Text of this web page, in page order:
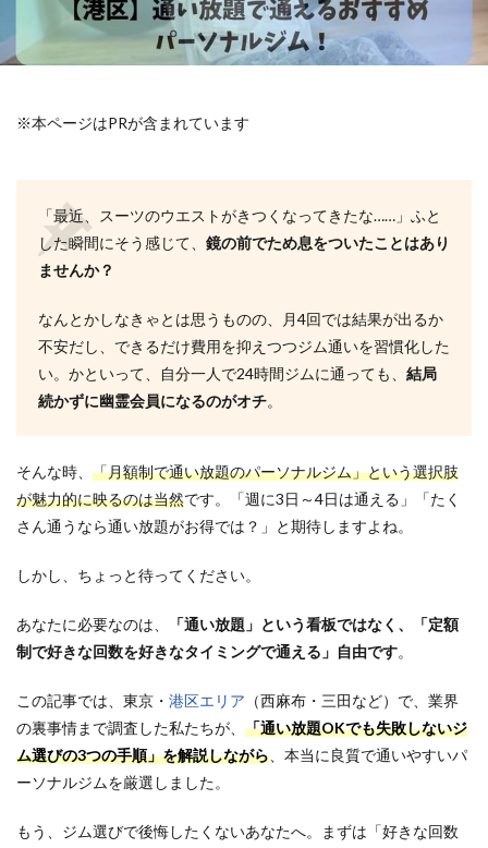
※本ページはPRが含まれています
「最近、スーツのウエストがきつくなってきたな……」ふと
した瞬間にそう感じて、 鏡の前でため息をついたことはあり
ませんか？
なんとかしなきゃとは思うものの、月4回では結果が出るか
不安だし、できるだけ費用を抑えつつジム通いを習慣化した
い。かといって、自分一人で24時間ジムに通っても、 結局
続かずに幽霊会員になるのがオチ。
そんな時、 「月額制で通い放題のパーソナルジム」という選択肢
が魅力的に映るのは当然です。「週に3日～4日は通える」「たく
さん通うなら通い放題がお得では？」と期待しますよね。
しかし、ちょっと待ってください。
あなたに必要なのは、
「通い放題」という看板ではなく、「定額
制で好きな回数を好きなタイミングで通える」自由です。
この記事では、東京・ 港区エリア （西麻布・三田など）で、業界
の裏事情まで調査した私たちが、 「通い放題OKでも失敗しないジ
ム選びの3つの手順」を解説しながら 、本当に良質で通いやすいパ
ーソナルジムを厳選しました。
もう、ジム選びで後悔したくないあなたへ。まずは「好きな回数